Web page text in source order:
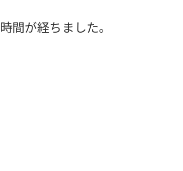
間が経ちました。